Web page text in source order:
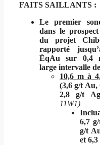
FAITS SAILLANTS :
Le premier
dans le
du projet
rapporté
ÉqAu sur 0,4
large intervalle
10,6 m à
(3,6 g/t
2,8 g/t
11W1)
6,7
g/t
et